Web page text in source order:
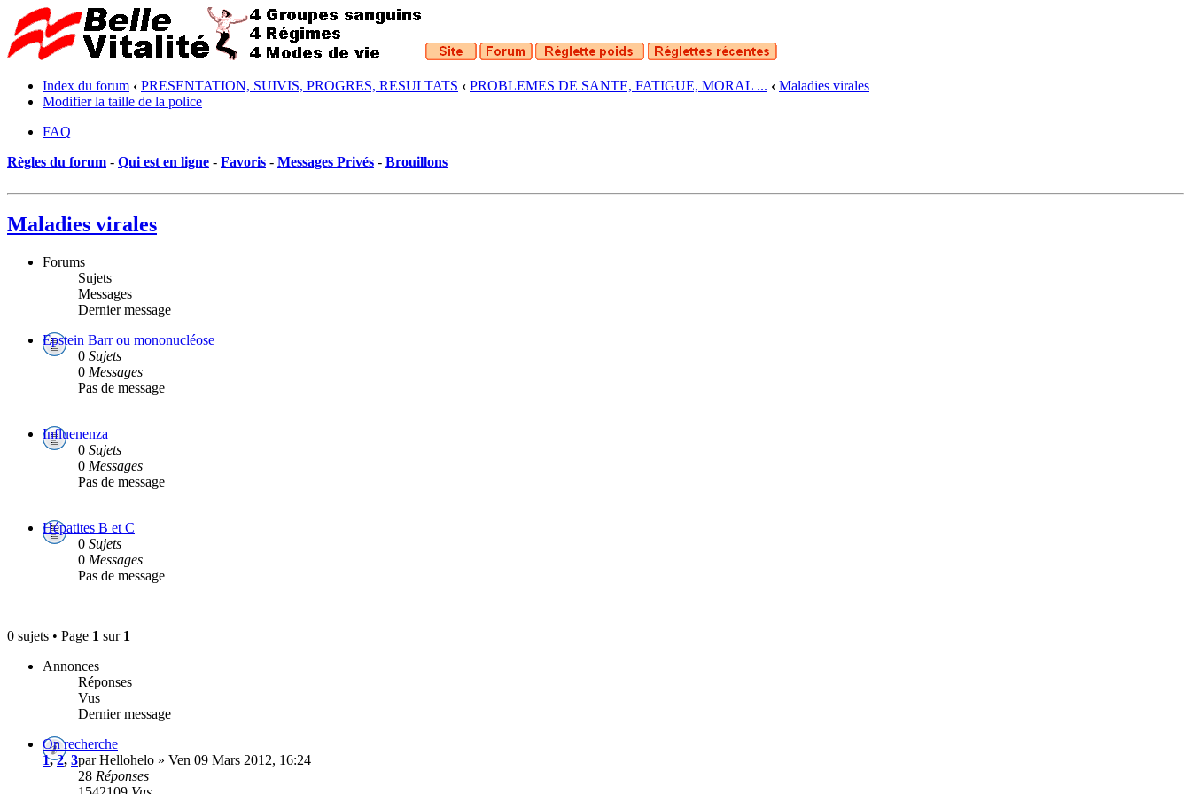
Index du forum ‹ PRESENTATION, SUIVIS, PROGRES, RESULTATS ‹ PROBLEMES DE SANTE, FATIGUE, MORAL ... ‹ Maladies virales
Modifier la taille de la police
FAQ
Règles du forum - Qui est en ligne - Favoris - Messages Privés - Brouillons
Maladies virales
Forums
Sujets
Messages
Dernier message
Epstein Barr ou mononucléose
0 Sujets
0 Messages
Pas de message
Influenenza
0 Sujets
0 Messages
Pas de message
Hépatites B et C
0 Sujets
0 Messages
Pas de message
0 sujets • Page 1 sur 1
Annonces
Réponses
Vus
Dernier message
On recherche
1,2, 3par Hellohelo » Ven 09 Mars 2012, 16:24
28 Réponses